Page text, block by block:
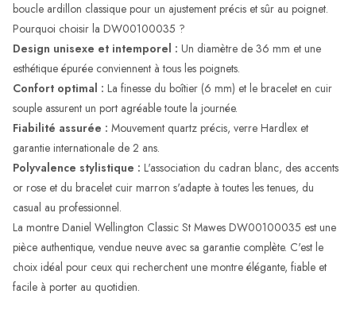
boucle ardillon classique pour un ajustement précis et sûr au poignet.
Pourquoi choisir la DW00100035 ?
Design unisexe et intemporel : Un diamètre de 36 mm et une
esthétique épurée conviennent à tous les poignets.
Confort optimal : La finesse du boîtier (6 mm) et le bracelet en cuir
souple assurent un port agréable toute la journée.
Fiabilité assurée : Mouvement quartz précis, verre Hardlex et
garantie internationale de 2 ans.
Polyvalence stylistique : L'association du cadran blanc, des accents
or rose et du bracelet cuir marron s'adapte à toutes les tenues, du
casual au professionnel.
La montre Daniel Wellington Classic St Mawes DW00100035 est une
pièce authentique, vendue neuve avec sa garantie complète. C'est le
choix idéal pour ceux qui recherchent une montre élégante, fiable et
facile à porter au quotidien.